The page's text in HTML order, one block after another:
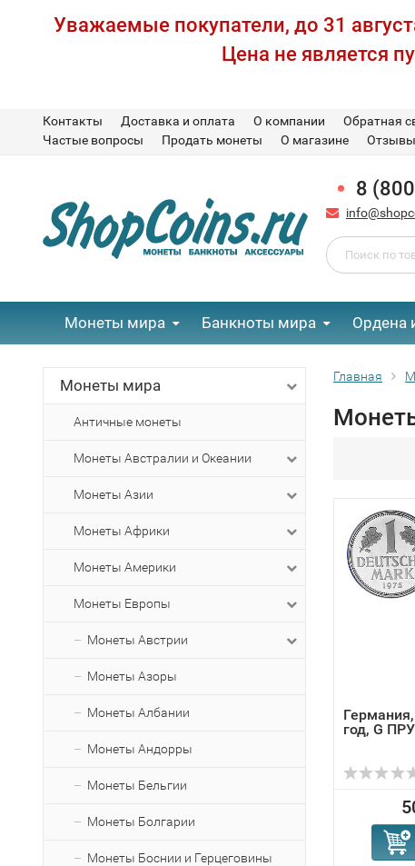
Уважаемые покупатели, до 31
Цена не является
Контакты Доставка и оплата О компании Обратная
Частые вопросы
Продать монеты О магазине Отзывы
8
Монеты мира Банкноты мира Ордена
Монеты мира
Античные монеты
Монеты Австралии и Океании
Монеты Азии
Монеты Африки
Монеты Америки
Монеты Европы
Монеты Австрии
Монеты Азоры
Монеты Албании
Монеты Андорры
Монеты Бельгии
Монеты Болгарии
Монеты Боснии и Герцеговины
Главная
год, G